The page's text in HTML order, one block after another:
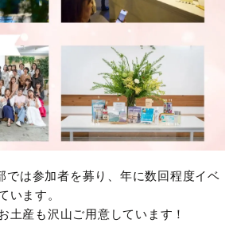
では参加者を募り、年に数回程度イベ
います。
土産も沢山ご用意しています！